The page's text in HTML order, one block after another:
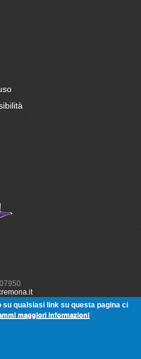
su qualsiasi link su questa pagina ci
maggiori informazioni